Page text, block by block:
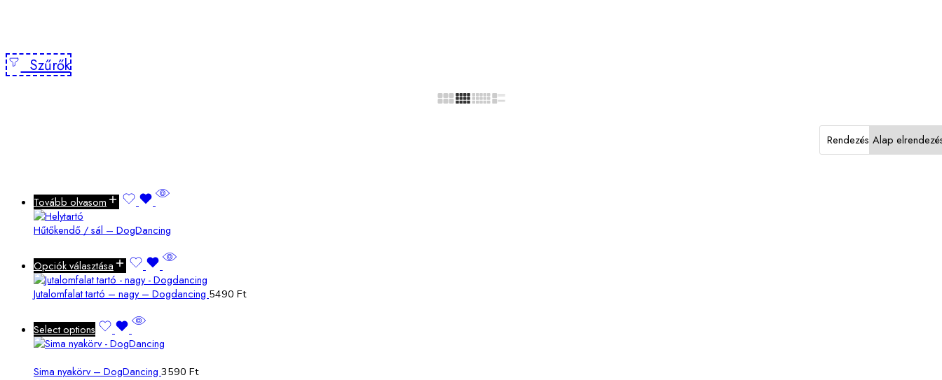
Szűrők
Rendezés
Tovább olvasom
Hűtőkendő / sál – DogDancing
Opciók választása
Jutalomfalat tartó – nagy – Dogdancing 5490 Ft
Select options
Sima nyakörv – DogDancing 3590 Ft